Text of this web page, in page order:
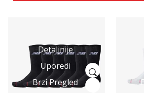
Detaljnije
Uporedi
Brzi Pregled